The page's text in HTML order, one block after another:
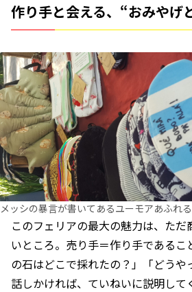
作り手と会える、“おみやげ
メッシの暴言が書いてあるユーモアあふれ
このフェリアの最大の魅力は、ただ
いところ。売り手＝作り手であるこ
の石はどこで採れたの？」「どうや
話しかければ、ていねいに説明して